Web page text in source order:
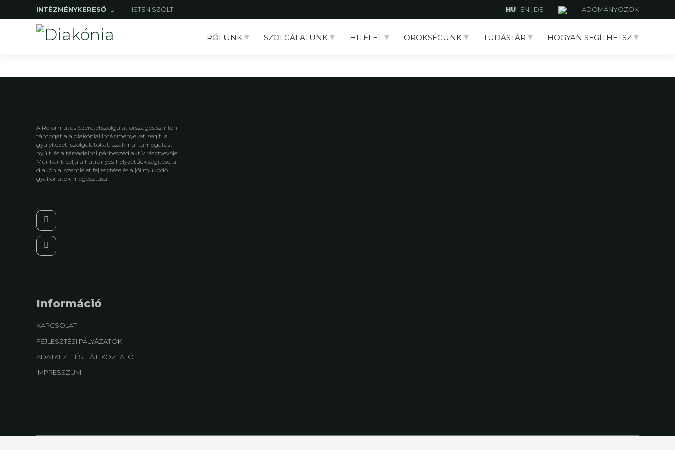
INTÉZMÉNYKERESŐ ISTEN SZÓLT HU | EN | DE ADOMÁNYOZOK
RÓLUNK SZOLGÁLATUNK HITÉLET ÖRÖKSÉGÜNK TUDÁSTÁR HOGYAN SEGÍTHETSZ
A Református Szeretetszolgálat országos szinten
támogatja a diakóniai intézményeket, segíti a
gyülekezeti szolgálatokat, szakmai támogatást
nyújt, és a társadalmi párbeszéd aktív résztvevője.
Munkánk célja a hátrányos helyzetűek segítése, a
diakóniai szemlélet fejlesztése és a jól működő
gyakorlatok megosztása.
Információ
KAPCSOLAT
FEJLESZTÉSI PÁLYÁZATOK
ADATKEZELÉSI TÁJÉKOZTATÓ
IMPRESSZUM